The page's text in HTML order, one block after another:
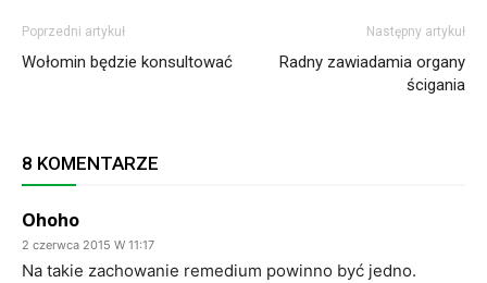
Poprzedni artykuł
Wołomin będzie konsultować
Następny artykuł
Radny zawiadamia organy
ścigania
8 KOMENTARZE
Ohoho
2 czerwca 2015 W 11:17
Na takie zachowanie remedium powinno być jedno.